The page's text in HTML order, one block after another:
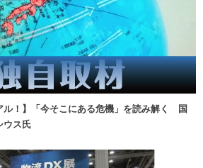
ル！】「今そこにある危機」を読み解く 国
ウス氏